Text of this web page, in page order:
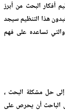
أفكار البحث من أبرز
هذا التنظيم سيجد
تساعده على فهم
حل مشكلة البحث ،
الباحث أن يحرص على